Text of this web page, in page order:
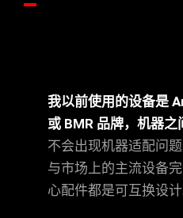
我以前使用的设备是
或 BMR 品牌，机器之
不会出现机器适配问
与市场上的主流设备
心配件都是可互换设计